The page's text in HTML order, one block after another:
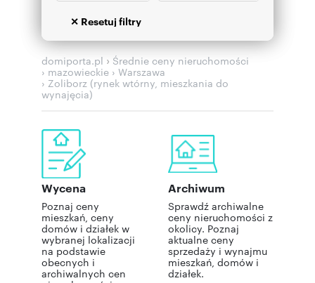
domiporta.pl › Średnie ceny nieruchomości
› mazowieckie › Warszawa
› Zoliborz (rynek wtórny, mieszkania do
wynajęcia)
Wycena
Poznaj ceny
mieszkań, ceny
domów i działek w
wybranej lokalizacji
na podstawie
obecnych i
archiwalnych cen
Archiwum
Sprawdź archiwalne
ceny nieruchomości z
okolicy. Poznaj
aktualne ceny
sprzedaży i wynajmu
mieszkań, domów i
działek.